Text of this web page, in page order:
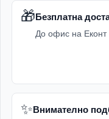
🎁Безплатна
До офис на Еконт
✨Внимателно